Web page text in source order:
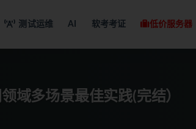
测试运维 AI 软考考证 低价服务器
域多场景最佳实践(完结）